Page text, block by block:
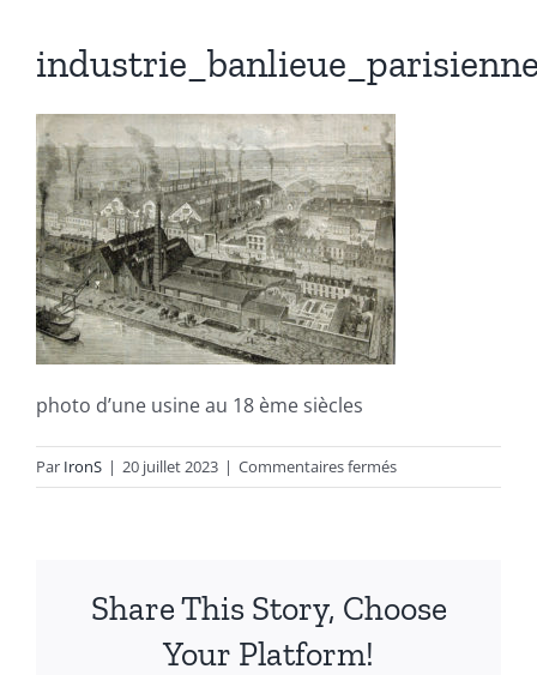
Autres produits
Boulonnerie spéciale
News
Devis
Français
Nederlands
photo d’une usine au 18 ème siècles
Par IronS | 20 juillet 2023 | Commentaires ferméssur
Share This Story, Choose
Your Platform!